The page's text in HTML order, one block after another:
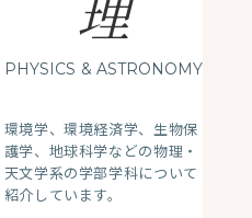
PHYSICS & ASTRONOMY
環境学、環境経済学、生物保
護学、地球科学などの物理・
天文学系の学部学科について
紹介しています。